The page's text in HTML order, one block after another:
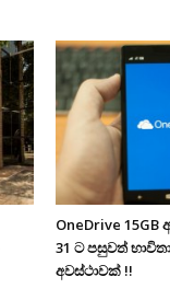
OneDrive 15GB
31 ට පසුවත්
අවස්ථාවක් !!